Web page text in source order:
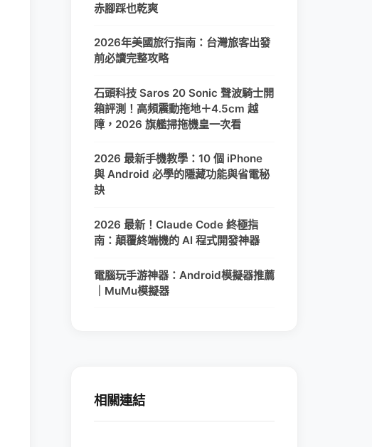
赤腳踩也乾爽
2026年美國旅行指南：台灣旅客出發
前必讀完整攻略
石頭科技 Saros 20 Sonic 聲波騎士開
箱評測！高頻震動拖地＋4.5cm 越
障，2026 旗艦掃拖機皇一次看
2026 最新手機教學：10 個 iPhone
與 Android 必學的隱藏功能與省電秘
訣
2026 最新！Claude Code 終極指
南：顛覆終端機的 AI 程式開發神器
電腦玩手游神器：Android模擬器推薦
｜MuMu模擬器
相關連結